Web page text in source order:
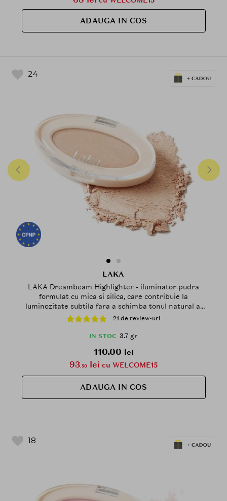
ADAUGA IN COS
24
LAKA
LAKA Dreambeam Highlighter - iluminator pudra
formulat cu mica si silica, care contribuie la
luminozitate subtila fara a schimba tonul natural al
pielii - 3.7 gr - 01 Natural Beam
21 de review-uri
IN STOC 3.7 gr
110.00 lei
93.50 lei cu WELCOME15
ADAUGA IN COS
18